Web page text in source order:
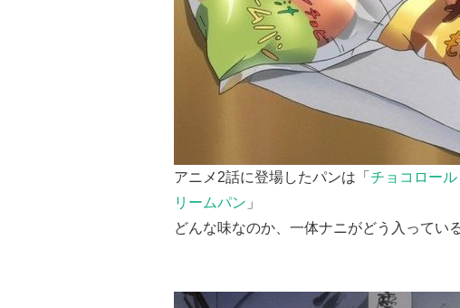
アニメ2話に登場したパンは「 チョコロー
リームパン 」
どんな味なのか、一体ナニがどう入ってい